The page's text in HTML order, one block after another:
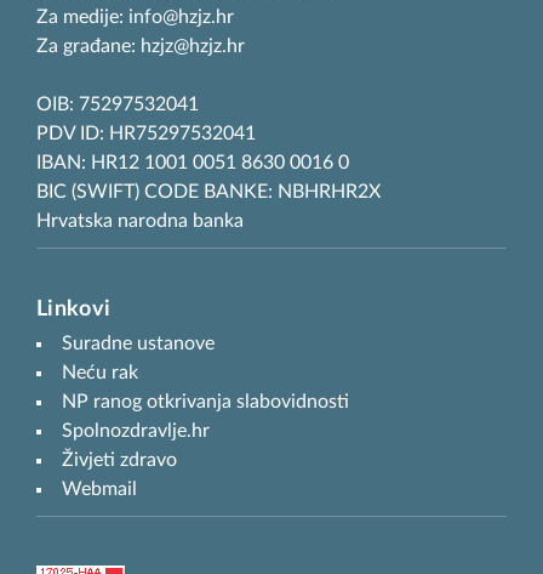
Za medije: info@hzjz.hr
Za građane: hzjz@hzjz.hr
OIB: 75297532041
PDV ID: HR75297532041
IBAN: HR12 1001 0051 8630 0016 0
BIC (SWIFT) CODE BANKE: NBHRHR2X
Hrvatska narodna banka
Linkovi
Suradne ustanove
Neću rak
NP ranog otkrivanja slabovidnosti
Spolnozdravlje.hr
Živjeti zdravo
Webmail